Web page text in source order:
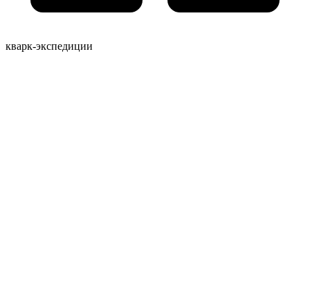
кварк-экспедиции